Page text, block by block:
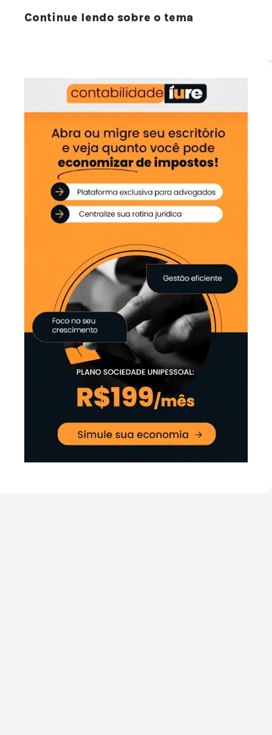
Continue lendo sobre o tema